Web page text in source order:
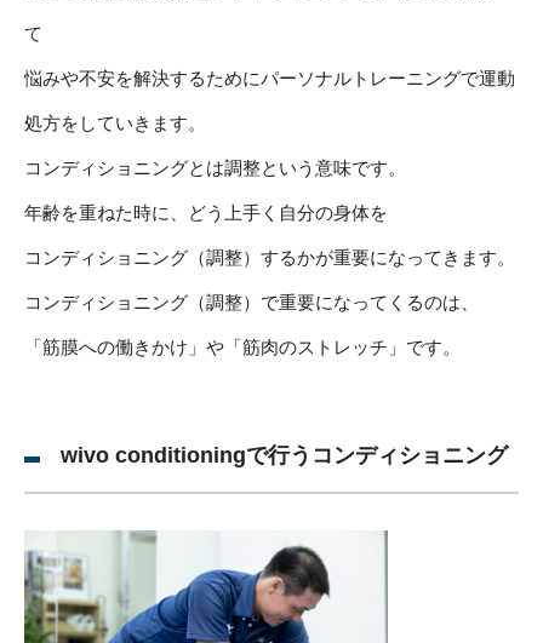
て
悩みや不安を解決するためにパーソナルトレーニングで運動
処方をしていきます。
コンディショニングとは調整という意味です。
年齢を重ねた時に、どう上手く自分の身体を
コンディショニング（調整）するかが重要になってきます。
コンディショニング（調整）で重要になってくるのは、
「筋膜への働きかけ」や「筋肉のストレッチ」です。
wivo conditioningで行うコンディショニング